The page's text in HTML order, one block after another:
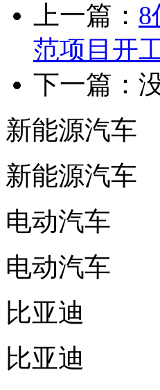
上一篇： 8
范项目开
下一篇：
新能源汽车
新能源汽车
电动汽车
电动汽车
比亚迪
比亚迪